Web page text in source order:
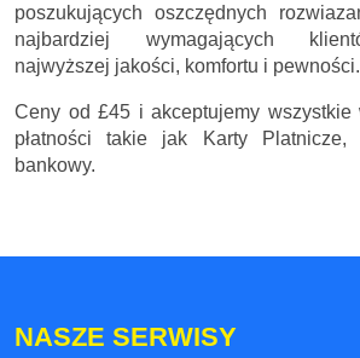
poszukujących oszczędnych
najbardziej wymagających
najwyższej jakości, komfortu i pewności.
Ceny od £45 i akceptujemy
płatności takie jak Karty Platnicze,
bankowy.
NASZE SERWISY